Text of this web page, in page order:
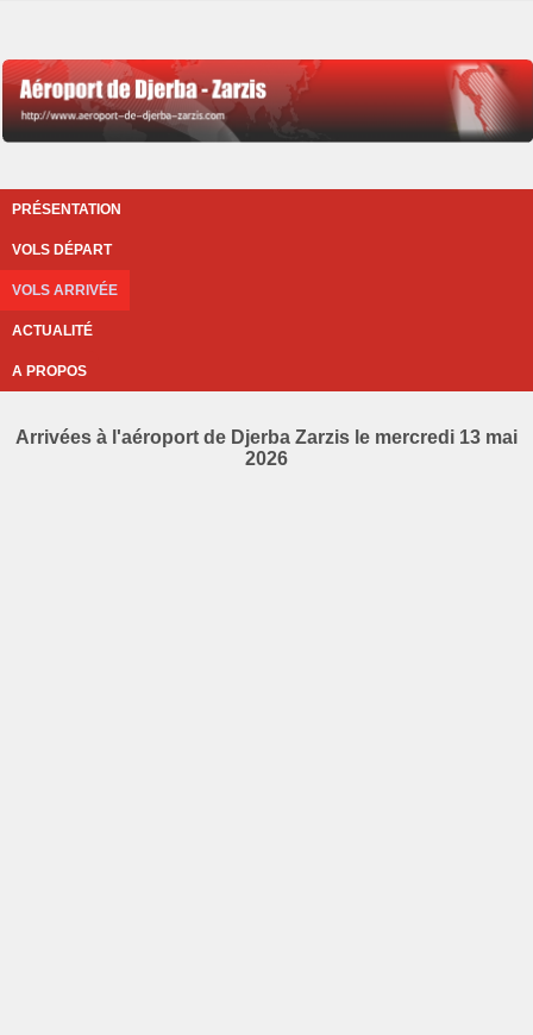
PRÉSENTATION
VOLS DÉPART
VOLS ARRIVÉE
ACTUALITÉ
A PROPOS
Arrivées à l'aéroport de Djerba Zarzis le mercredi 13 mai
2026